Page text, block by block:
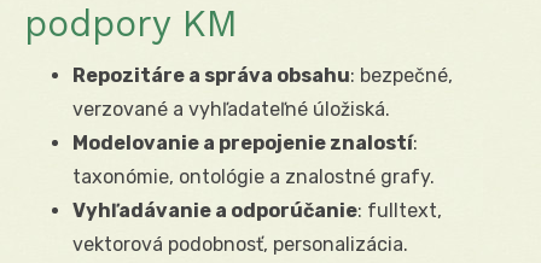
podpory KM
Repozitáre a správa obsahu: bezpečné,
verzované a vyhľadateľné úložiská.
Modelovanie a prepojenie znalostí:
taxonómie, ontológie a znalostné grafy.
Vyhľadávanie a odporúčanie: fulltext,
vektorová podobnosť, personalizácia.